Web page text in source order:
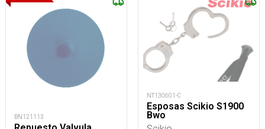
BN121113
NT130601-C
Esposas Scikio S1900
Bwo